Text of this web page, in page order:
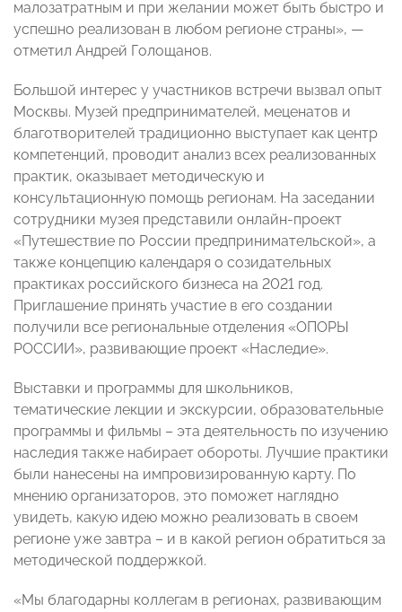
малозатратным и при желании может быть быстро и
успешно реализован в любом регионе страны», —
отметил Андрей Голощанов.
Большой интерес у участников встречи вызвал опыт
Москвы. Музей предпринимателей, меценатов и
благотворителей традиционно выступает как центр
компетенций, проводит анализ всех реализованных
практик, оказывает методическую и
консультационную помощь регионам. На заседании
сотрудники музея представили онлайн-проект
«Путешествие по России предпринимательской», а
также концепцию календаря о созидательных
практиках российского бизнеса на 2021 год.
Приглашение принять участие в его создании
получили все региональные отделения «ОПОРЫ
РОССИИ», развивающие проект «Наследие».
Выставки и программы для школьников,
тематические лекции и экскурсии, образовательные
программы и фильмы – эта деятельность по изучению
наследия также набирает обороты. Лучшие практики
были нанесены на импровизированную карту. По
мнению организаторов, это поможет наглядно
увидеть, какую идею можно реализовать в своем
регионе уже завтра – и в какой регион обратиться за
методической поддержкой.
«Мы благодарны коллегам в регионах, развивающим